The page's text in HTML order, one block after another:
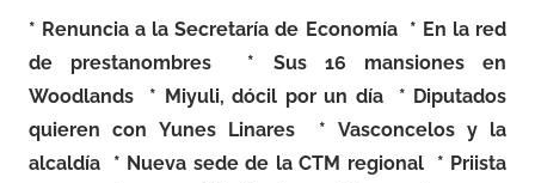
* Renuncia a la Secretaría de Economía * En la red
de prestanombres * Sus 16 mansiones en
Woodlands * Miyuli, dócil por un día * Diputados
quieren con Yunes Linares * Vasconcelos y la
alcaldía * Nueva sede de la CTM regional * Priista